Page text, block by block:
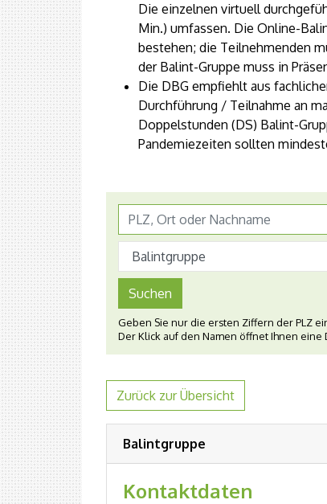
Die einzelnen virtuell
Min.) umfassen. Die Online-
bestehen; die Teilnehmenden
der Balint-Gruppe muss in
Die DBG empfiehlt aus
Durchführung / Teilnahme an
Doppelstunden (DS) Balint-
Pandemiezeiten sollten
Suchen
Geben Sie nur die ersten Ziffern der PLZ
Der Klick auf den Namen öffnet Ihnen
Zurück zur Übersicht
Balintgruppe
Kontaktdaten